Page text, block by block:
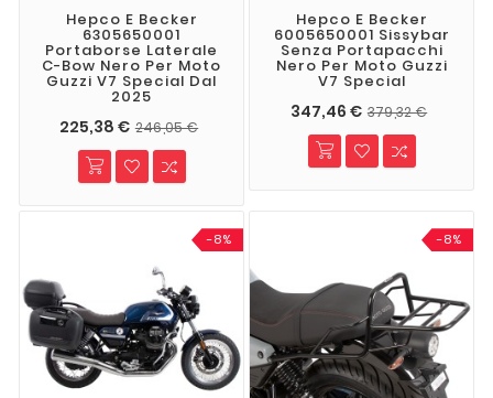
Hepco E Becker
6305650001
Portaborse Laterale
C-Bow Nero Per Moto
Guzzi V7 Special Dal
2025
225,38 € 246,05 €
Hepco E Becker
6005650001 Sissybar
Senza Portapacchi
Nero Per Moto Guzzi
V7 Special
347,46 € 379,32 €
-8% -8%